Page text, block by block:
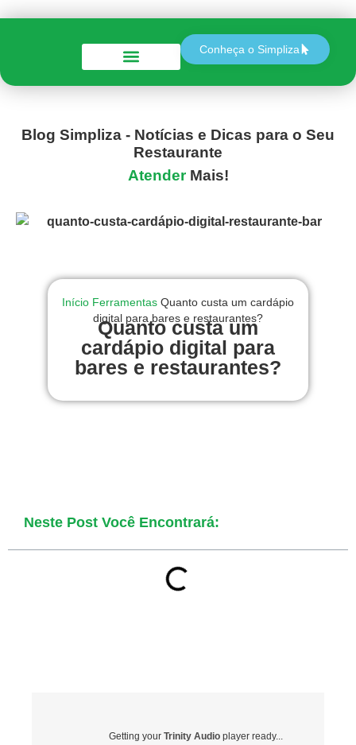
Conheça o Simpliza
Blog Simpliza - Notícias e Dicas para o Seu
Restaurante
Atender Mais!
Início Ferramentas Quanto custa um cardápio
digital para bares e restaurantes?
Quanto custa um
cardápio digital para
bares e restaurantes?
Neste Post Você Encontrará:
Getting your Trinity Audio player ready...